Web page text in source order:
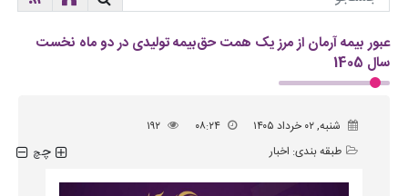
عبور بیمه آرمان از مرز یک همت حق‌بیمه تولیدی در دو ماه نخست
سال 1405
شنبه, ۰۲ خرداد ۱۴۰۵ ۰۸:۲۴
۱۹۲
طبقه بندی: اخبار چچ